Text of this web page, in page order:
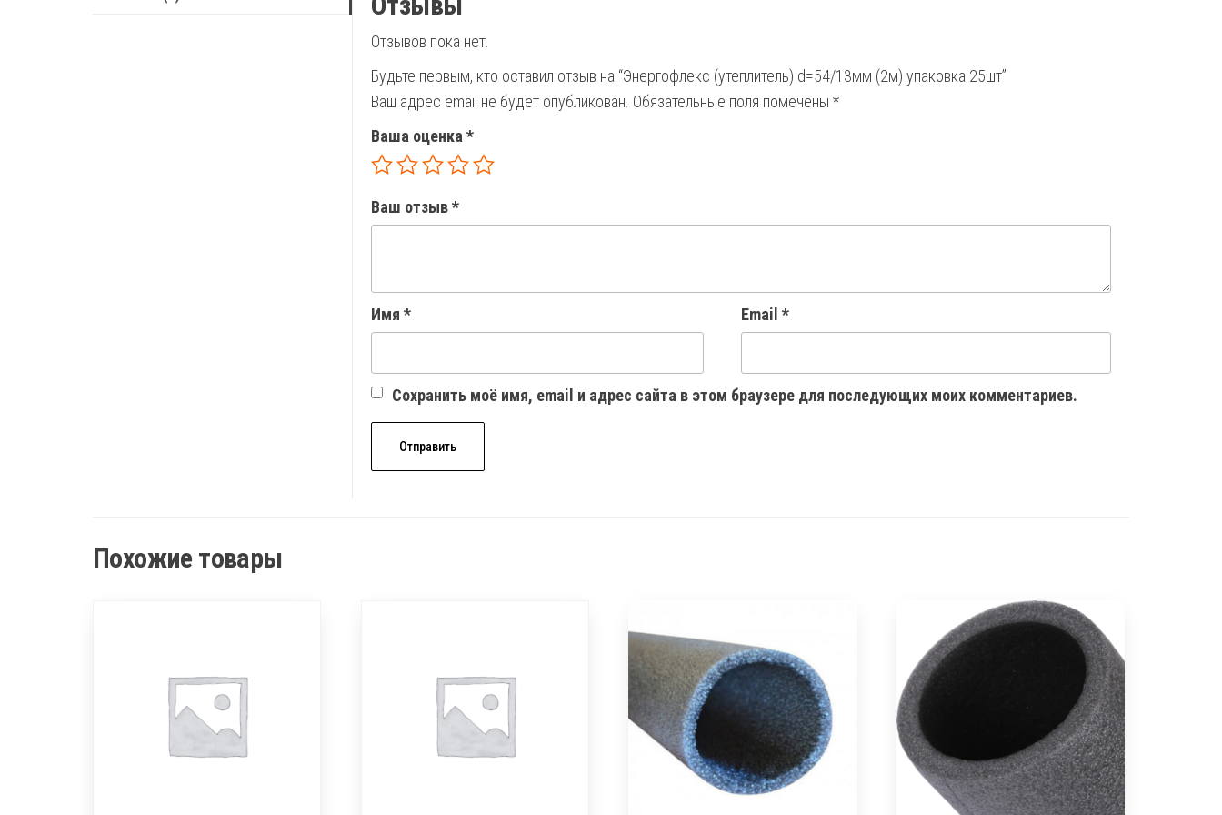
Отзывов пока нет.
Будьте первым, кто оставил отзыв на “Энергофлекс (утеплитель) d=54/13мм (2м) упаковка 25шт”
Ваш адрес email не будет опубликован. Обязательные поля помечены *
Ваша оценка *
Ваш отзыв*
Имя * Email *
Сохранить моё имя, email и адрес сайта в этом браузере для последующих моих комментариев.
Похожие товары